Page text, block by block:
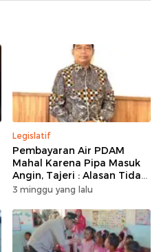
Legislatif
Pembayaran Air PDAM
Mahal Karena Pipa Masuk
Angin, Tajeri : Alasan Tidak
Masuk Akal
3 minggu yang lalu